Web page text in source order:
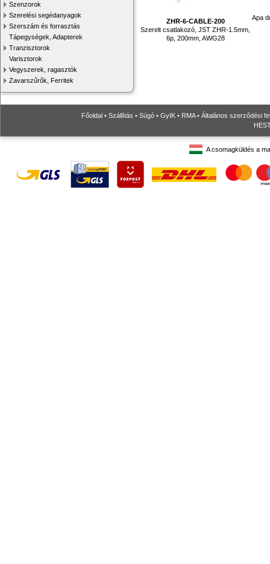
Szenzorok
Szerelési segédanyagok
Szerszám és forrasztás
Tápegységek, Adapterek
Tranzisztorok
Varisztorok
Vegyszerek, ragasztók
Zavarszűrők, Ferritek
ZHR-6-CABLE-200
Szerelt csatlakozó, JST ZHR-1.5mm,
6p, 200mm, AWG28
Apa
Főoldal • Szállítás • Súgó • GyIK • RMA• Általános szerződési
A csomagküldés a